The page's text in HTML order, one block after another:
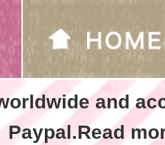
and
Paypal.Read